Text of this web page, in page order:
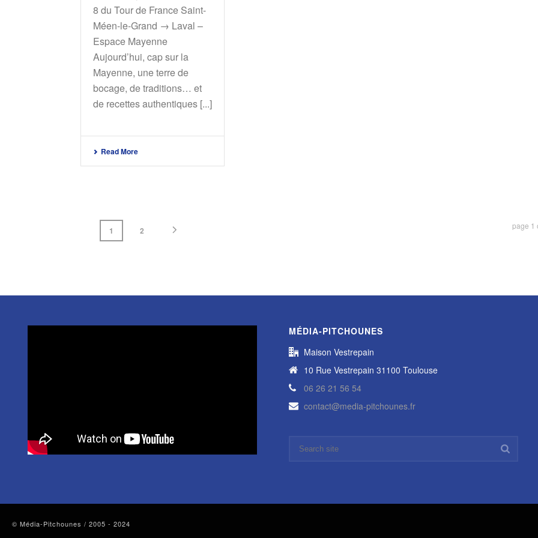
8 du Tour de France Saint-
Méen-le-Grand → Laval –
Espace Mayenne
Aujourd’hui, cap sur la
Mayenne, une terre de
bocage, de traditions… et
de recettes authentiques [...]
Read More
1 2 page 1
MÉDIA-PITCHOUNES
Maison Vestrepain
10 Rue Vestrepain 31100 Toulouse
06 26 21 56 54
contact@media-pitchounes.fr
© Média-Pitchounes / 2005 - 2024